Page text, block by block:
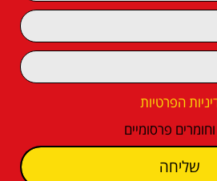
הפרטיות
פרסומיים
שליחה